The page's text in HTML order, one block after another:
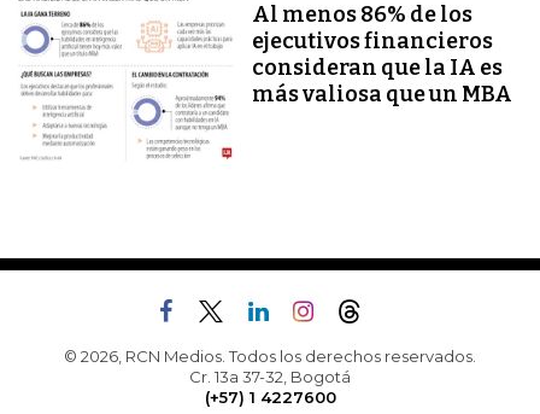
Al menos 86% de los
ejecutivos financieros
consideran que la IA es
más valiosa que un MBA
© 2026, RCN Medios. Todos los derechos reservados.
Cr. 13a 37-32, Bogotá
(+57) 1 4227600